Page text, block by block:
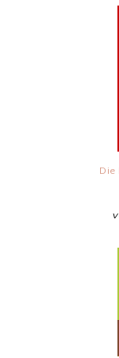
Die